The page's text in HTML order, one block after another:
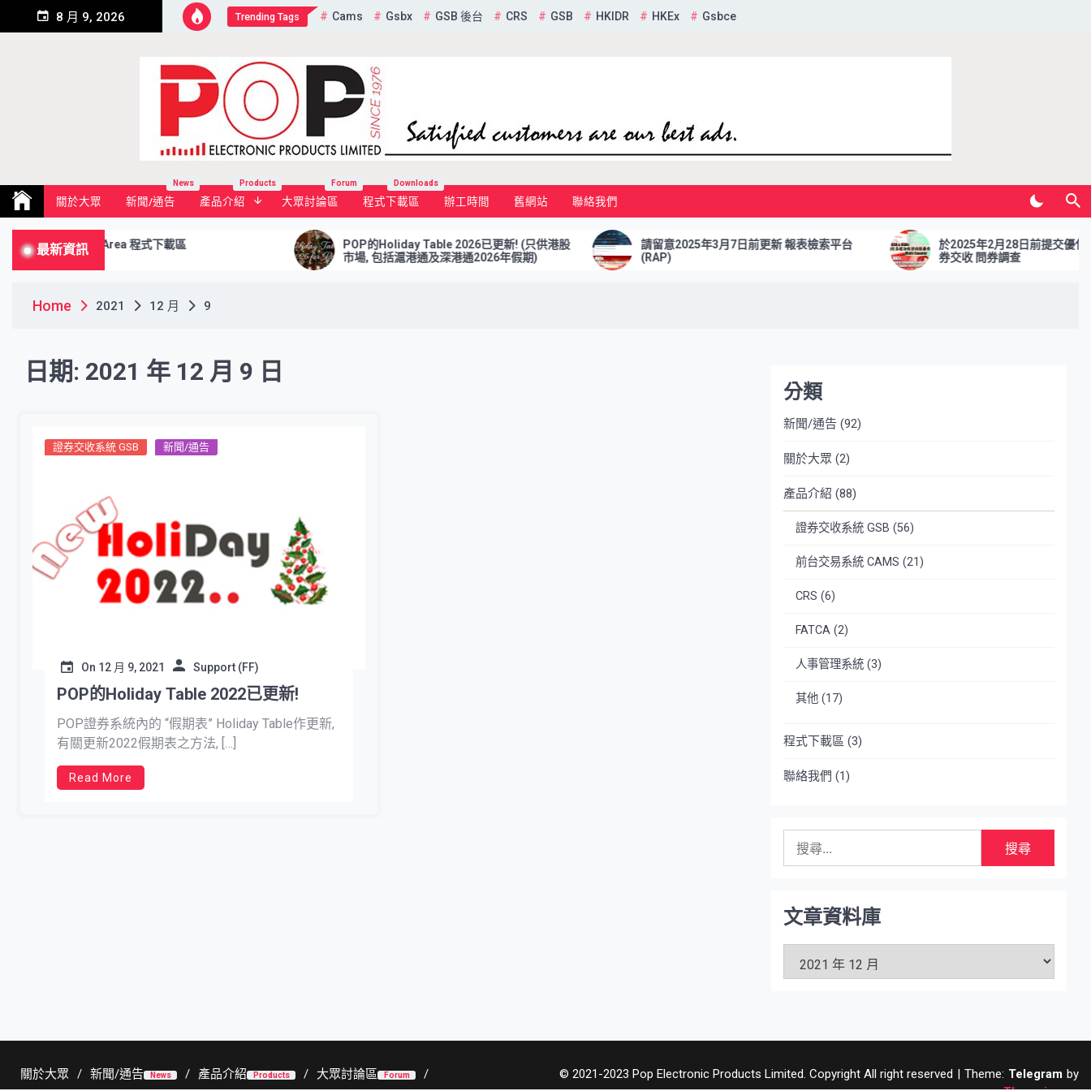
8 月 9, 2026 Trending Tags Cams Gsbx GSB 後台 CRS GSB HKIDR HKEx Gsbce
Pop Electronic Products Limited
關於大眾 新聞/通告
News
產品介紹
Products
大眾討論區
Forum
程式下載區
Downloads
辦工時間 舊網站 聯絡我們
最新資訊
Download Area 程式下載區
POP的Holiday Table 2026已更新! (只供港股
市場, 包括滬港通及深港通2026年假期)
請留意2025年3月7日前更新 報表檢索平台
(RAP)
於2025年2月28日前提交優化多櫃
券交收 問券調查
Home 2021 12 月 9
日期: 2021 年 12 月 9 日
證券交收系統 GSB 新聞/通告
On 12 月 9, 2021 Support (FF)
POP的Holiday Table 2022已更新!
POP證券系統內的 “假期表” Holiday Table作更新,
有關更新2022假期表之方法, […]
Read More
分類
新聞/通告 (92)
關於大眾 (2)
產品介紹 (88)
證券交收系統 GSB (56)
前台交易系統 CAMS (21)
CRS (6)
FATCA(2)
人事管理系統(3)
其他(17)
程式下載區 (3)
聯絡我們 (1)
字:
文章資料庫
資
關於大眾 新聞/通告 News 產品介紹 Products 大眾討論區 Forum © 2021-2023 Pop Electronic Products Limited. Copyright All right reserved | Theme: Telegram by